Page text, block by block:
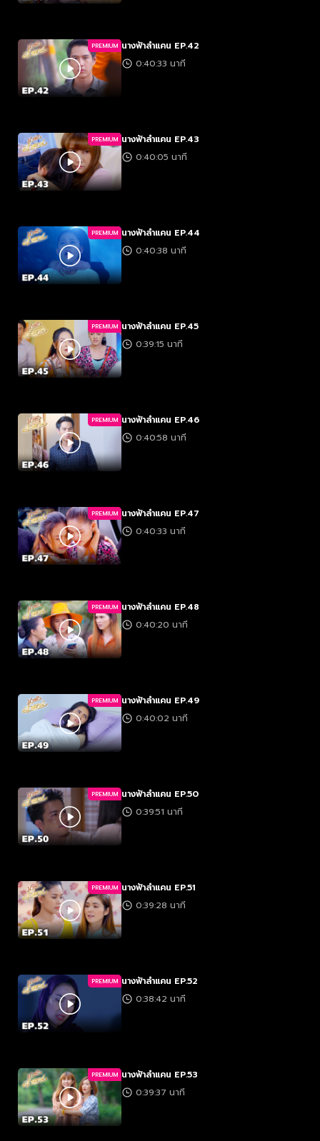
PREMIUM นางฟ้าลำแคน EP.42
0:40:33 นาที
PREMIUM นางฟ้าลำแคน EP.43
0:40:05 นาที
PREMIUM นางฟ้าลำแคน EP.44
0:40:38 นาที
PREMIUM นางฟ้าลำแคน EP.45
0:39:15 นาที
PREMIUM นางฟ้าลำแคน EP.46
0:40:58 นาที
PREMIUM นางฟ้าลำแคน EP.47
0:40:33 นาที
PREMIUM นางฟ้าลำแคน EP.48
0:40:20 นาที
PREMIUM นางฟ้าลำแคน EP.49
0:40:02 นาที
PREMIUM นางฟ้าลำแคน EP.50
0:39:51 นาที
PREMIUM นางฟ้าลำแคน EP.51
0:39:28 นาที
PREMIUM นางฟ้าลำแคน EP.52
0:38:42 นาที
PREMIUM นางฟ้าลำแคน EP.53
0:39:37 นาที